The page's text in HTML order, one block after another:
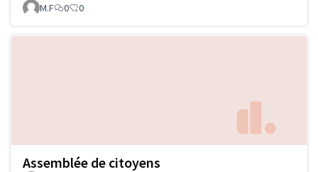
M.F 0 0
Assemblée de citoyens